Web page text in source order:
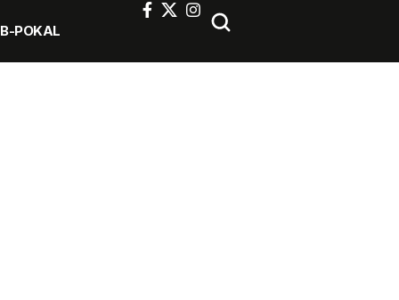
POKAL